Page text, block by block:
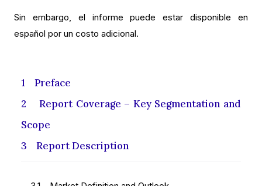
Sin embargo, el informe puede estar disponible en
español por un costo adicional.
1 Preface
2 Report Coverage – Key Segmentation and
Scope
3 Report Description